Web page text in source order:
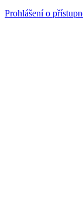
Prohlášení o